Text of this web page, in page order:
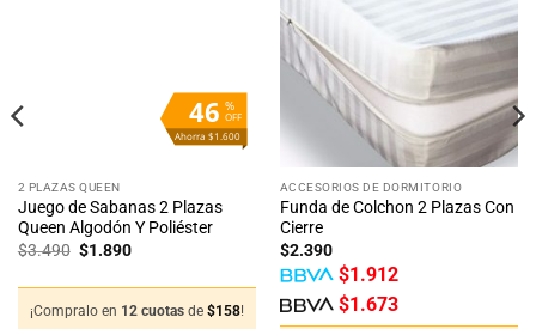
%
OFF
46
Ahorra $1.600
2 PLAZAS QUEEN
Juego de Sabanas 2 Plazas
Queen Algodón Y Poliéster
$3.490 El
$3.490.
$1.890El
$1.890.
¡Compralo en 12 cuotas de $158!
lista
de
deseos
ACCESORIOS DE DORMITORIO
Funda de Colchon 2 Plazas Con
Cierre
$2.390
$1.912
$1.673